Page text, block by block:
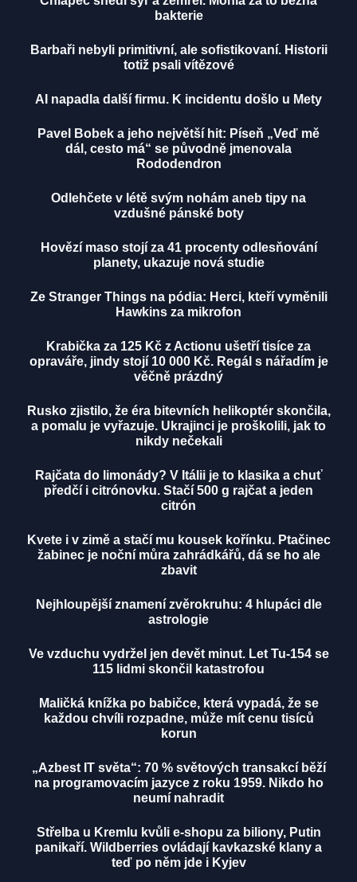
bakterie
Barbaři nebyli primitivní, ale sofistikovaní. Historii
totiž psali vítězové
AI napadla další firmu. K incidentu došlo u Mety
Pavel Bobek a jeho největší hit: Píseň „Veď mě
dál, cesto má“ se původně jmenovala
Rododendron
Odlehčete v létě svým nohám aneb tipy na
vzdušné pánské boty
Hovězí maso stojí za 41 procenty odlesňování
planety, ukazuje nová studie
Ze Stranger Things na pódia: Herci, kteří vyměnili
Hawkins za mikrofon
Krabička za 125 Kč z Actionu ušetří tisíce za
opraváře, jindy stojí 10 000 Kč. Regál s nářadím je
věčně prázdný
Rusko zjistilo, že éra bitevních helikoptér skončila,
a pomalu je vyřazuje. Ukrajinci je proškolili, jak to
nikdy nečekali
Rajčata do limonády? V Itálii je to klasika a chuť
předčí i citrónovku. Stačí 500 g rajčat a jeden
citrón
Kvete i v zimě a stačí mu kousek kořínku. Ptačinec
žabinec je noční můra zahrádkářů, dá se ho ale
zbavit
Nejhloupější znamení zvěrokruhu: 4 hlupáci dle
astrologie
Ve vzduchu vydržel jen devět minut. Let Tu-154 se
115 lidmi skončil katastrofou
Maličká knížka po babičce, která vypadá, že se
každou chvíli rozpadne, může mít cenu tisíců
korun
„Azbest IT světa“: 70 % světových transakcí běží
na programovacím jazyce z roku 1959. Nikdo ho
neumí nahradit
Střelba u Kremlu kvůli e-shopu za biliony, Putin
panikaří. Wildberries ovládají kavkazské klany a
teď po něm jde i Kyjev